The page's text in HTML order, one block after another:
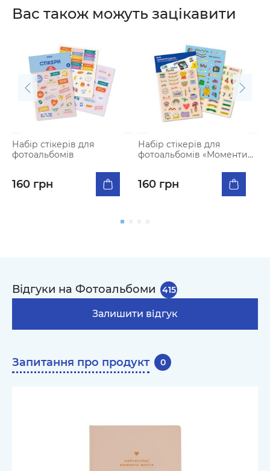
Вас також можуть зацікавити
Набір стікерів для
фотоальбомiв
160 грн
Набір стікерів для
фотоальбомів «Моменти
160 грн
Відгуки на Фотоальбоми 415
Залишити відгук
Запитання про продукт 0